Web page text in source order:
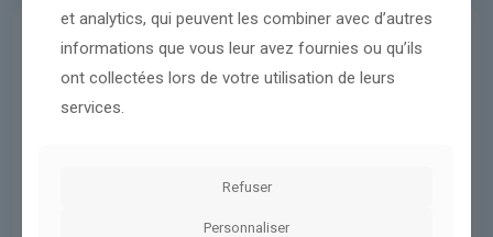
International 25 mars 2026
Pour Marine Le Pen, il est
bombardements, aussi massifs
qu’ils le sont »
et analytics, qui peuvent les combiner avec d’autres
informations que vous leur avez fournies ou qu’ils
ont collectées lors de votre utilisation de leurs
services.
Refuser
Personnaliser